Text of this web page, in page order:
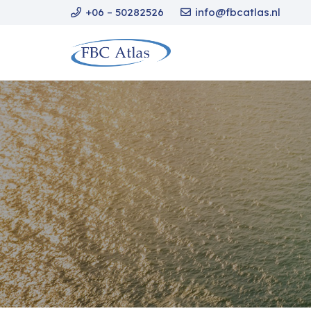
+06 – 50282526 info@fbcatlas.nl